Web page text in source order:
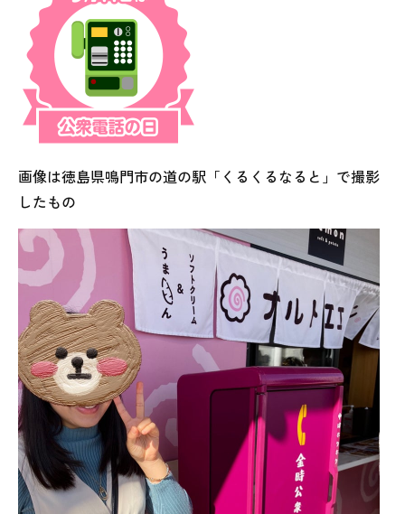
画像は徳島県鳴門市の道の駅「くるくるなると」で撮影
したもの